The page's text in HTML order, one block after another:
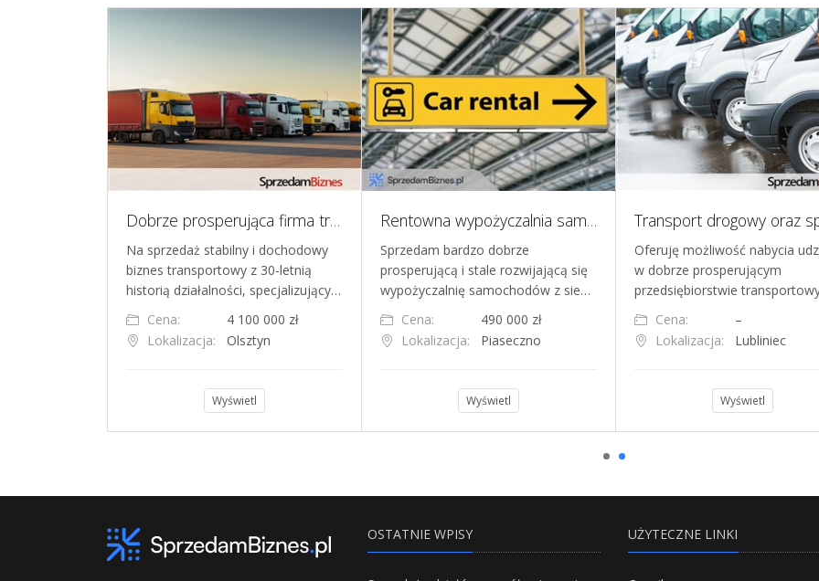
Dobrze prosperująca firma transportowa na sprzedaż – Olsztyn, woj. Warmińsko-Mazurskie
Na sprzedaż stabilny i dochodowy
biznes transportowy z 30-letnią
historią działalności, specjalizujący…
Cena:
4 100 000 zł
Lokalizacja:
Olsztyn
Wyświetl
Rentowna wypożyczalnia samochodów
Sprzedam bardzo dobrze
prosperującą i stale rozwijającą się
wypożyczalnię samochodów z sie…
Cena:
490 000 zł
Lokalizacja:
Piaseczno
Wyświetl
Oferuję możliwość nabycia
w dobrze prosperującym
przedsiębiorstwie
Cena:
–
Lokalizacja:
Lubliniec
Wyświetl
OSTATNIE WPISY UŻYTECZNE LINKI